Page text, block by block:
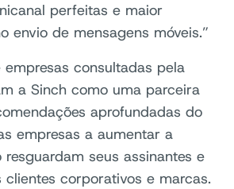
perfeitas e maior
envio de mensagens móveis.”
consultadas pela
a Sinch como uma parceira
aprofundadas do
empresas a aumentar a
seus assinantes e
clientes corporativos e marcas.